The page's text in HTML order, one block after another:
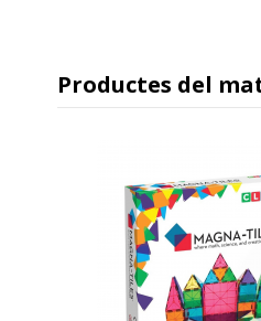
Productes del